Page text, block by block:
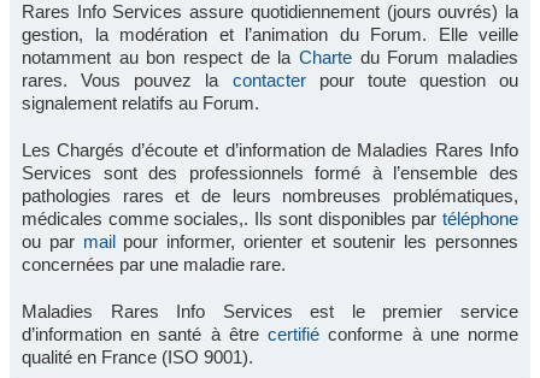
Rares Info Services assure quotidiennement (jours ouvrés) la
gestion, la modération et l’animation du Forum. Elle veille
notamment au bon respect de la Charte du Forum maladies
rares. Vous pouvez la contacterpour toute question ou
signalement relatifs au Forum.
Les Chargés d’écoute et d’information de Maladies Rares Info
Services sont des professionnels formé à l’ensemble des
pathologies rares et de leurs nombreuses problématiques,
médicales comme sociales,. Ils sont disponibles par téléphone
ou par mailpour informer, orienter et soutenir les personnes
concernées par une maladie rare.
Maladies Rares Info Services est le premier service
d’information en santé à êtrecertifié conforme à une norme
qualité en France (ISO 9001).